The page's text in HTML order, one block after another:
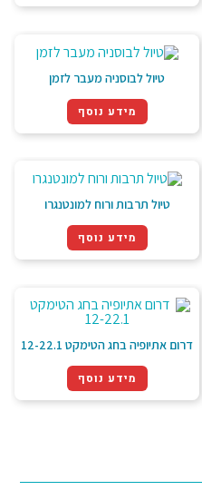
טיול לבוסניה מעבר לזמן
מידע נוסף
טיול תרבות ורוח למונטנגרו
מידע נוסף
דרום אתיופיה בחג הטימקט 12-22.1
מידע נוסף